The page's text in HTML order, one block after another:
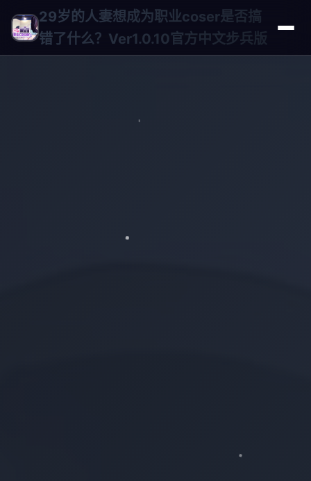
29岁的人妻想成为职业coser是否搞
错了什么？Ver1.0.10官方中文步兵版